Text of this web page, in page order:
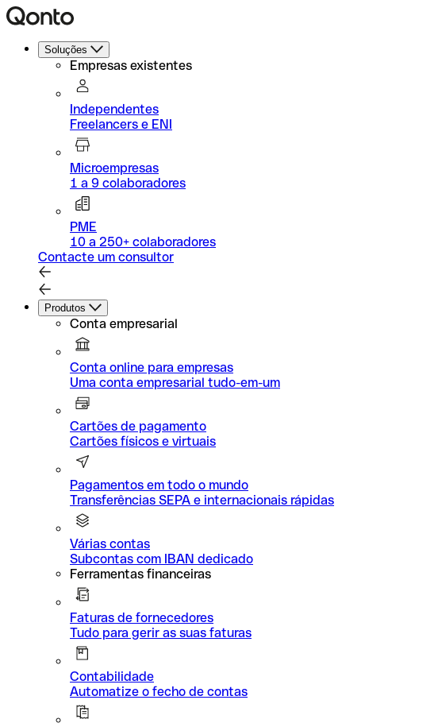
Soluções
Empresas existentes
Independentes
Freelancers e ENI
Microempresas
1 a 9 colaboradores
PME
10 a 250+ colaboradores
Contacte um consultor
Produtos
Conta empresarial
Conta online para empresas
Uma conta empresarial tudo-em-um
Cartões de pagamento
Cartões físicos e virtuais
Pagamentos em todo o mundo
Transferências SEPA e internacionais rápidas
Várias contas
Subcontas com IBAN dedicado
Ferramentas financeiras
Faturas de fornecedores
Tudo para gerir as suas faturas
Contabilidade
Automatize o fecho de contas